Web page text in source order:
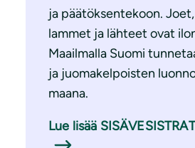
ja päätöksentekoon.
lammet ja lähteet ovat
Maailmalla Suomi
ja juomakelpoisten
maana.
Lue lisää